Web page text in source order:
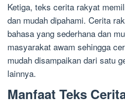
Ketiga, teks cerita rakyat
dan mudah dipahami. Cerita
bahasa yang sederhana dan
masyarakat awam sehingga
mudah disampaikan dari satu
lainnya.
Manfaat Teks